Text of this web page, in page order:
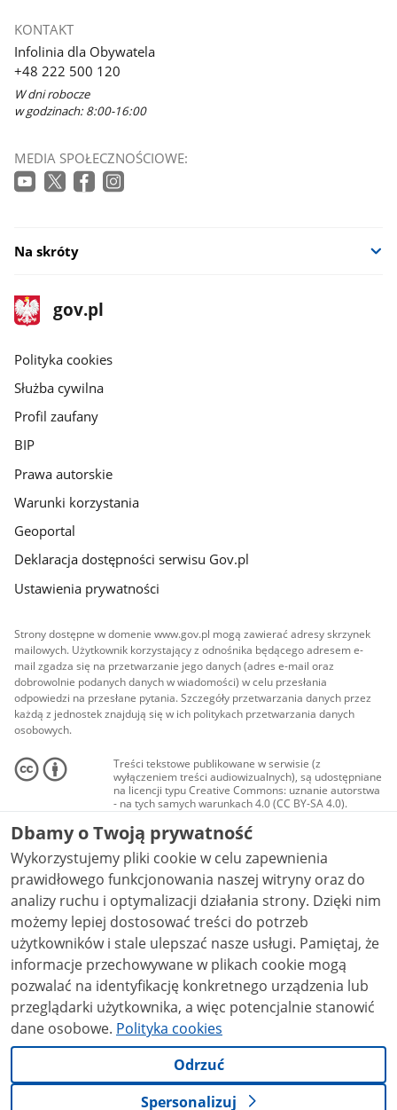
KONTAKT
Infolinia dla Obywatela
+48 222 500 120
W dni robocze
w godzinach: 8:00-16:00
MEDIA SPOŁECZNOŚCIOWE:
Na skróty
stopka
gov.pl
Strona
gov.pl
gov.pl
Polityka cookies
Służba cywilna
Profil zaufany
BIP
Prawa autorskie
Warunki korzystania
Geoportal
Deklaracja dostępności serwisu Gov.pl
Ustawienia prywatności
Strony dostępne w domenie www.gov.pl mogą zawierać adresy skrzynek
mailowych. Użytkownik korzystający z odnośnika będącego adresem e-
mail zgadza się na przetwarzanie jego danych (adres e-mail oraz
dobrowolnie podanych danych w wiadomości) w celu przesłania
odpowiedzi na przesłane pytania. Szczegóły przetwarzania danych przez
każdą z jednostek znajdują się w ich politykach przetwarzania danych
osobowych.
Treści tekstowe publikowane w serwisie (z
wyłączeniem treści audiowizualnych), są udostępniane
na licencji typu Creative Commons: uznanie autorstwa
- na tych samych warunkach 4.0 (CC BY-SA 4.0).
Materiały audiowizualne, w tym zdjęcia, materiały
audio i wideo, są udostępniane na licencji typu
Creative Commons: uznanie autorstwa użycie
niekomercyjne - bez utworów zależnych 4.0 (CC BY-
NC-ND 4.0), o ile nie jest to stwierdzone inaczej.
Dbamy o Twoją prywatność
Wykorzystujemy pliki cookie w celu zapewnienia
prawidłowego funkcjonowania naszej witryny oraz do
analizy ruchu i optymalizacji działania strony. Dzięki nim
możemy lepiej dostosować treści do potrzeb
użytkowników i stale ulepszać nasze usługi. Pamiętaj, że
informacje przechowywane w plikach cookie mogą
pozwalać na identyfikację konkretnego urządzenia lub
przeglądarki użytkownika, a więc potencjalnie stanowić
dane osobowe. Polityka cookies
Odrzuć
Spersonalizuj